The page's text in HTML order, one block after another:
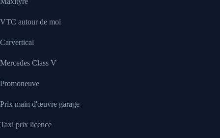
VTC autour de moi
Carvertical
Mercedes Class V
Promoneuve
Prix main d'œuvre garage
Taxi prix licence